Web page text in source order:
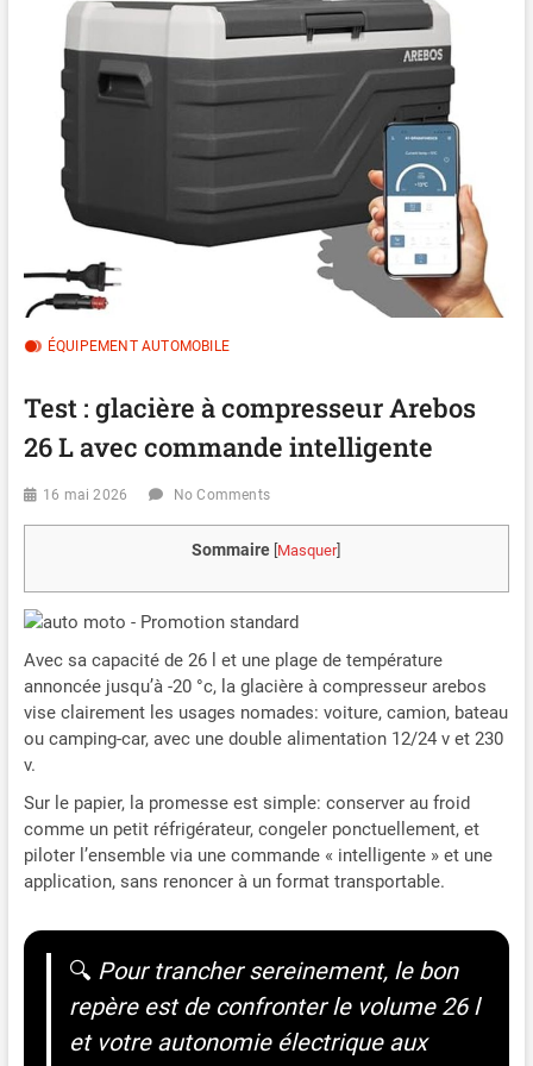
ÉQUIPEMENT AUTOMOBILE
Test : glacière à compresseur Arebos
26 L avec commande intelligente
16 mai 2026 No Comments
Sommaire Masquer]
Avec sa capacité de 26 l et une plage de température
annoncée jusqu’à -20 °c, la glacière à compresseur arebos
vise clairement les usages nomades: voiture, camion, bateau
ou camping-car, avec une double alimentation 12/24 v et 230
v.
Sur le papier, la promesse est simple: conserver au froid
comme un petit réfrigérateur, congeler ponctuellement, et
piloter l’ensemble via une commande « intelligente » et une
application, sans renoncer à un format transportable.
🔍 Pour trancher sereinement, le bon
repère est de confronter le volume 26 l
et votre autonomie électrique aux